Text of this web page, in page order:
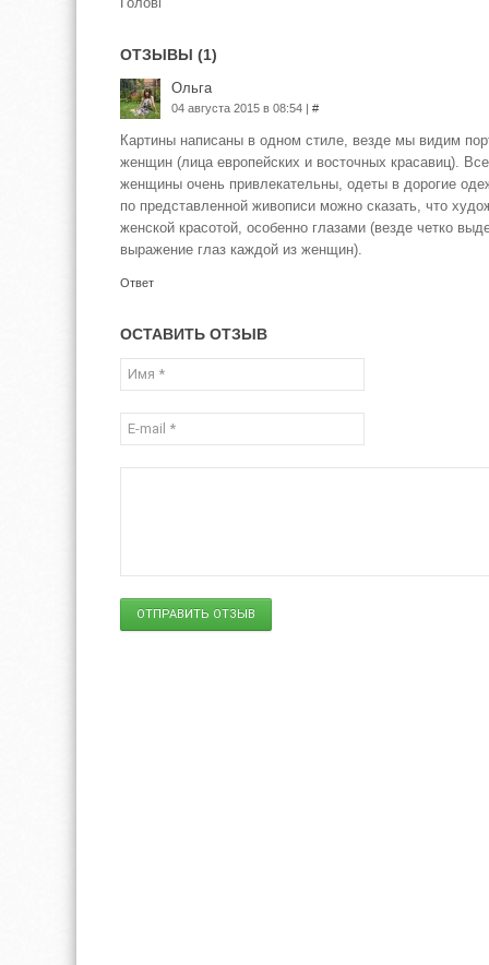
ОТЗЫВЫ (1)
Ольга
04 августа 2015 в 08:54 | #
Картины написаны в одном стиле, везде мы видим
женщин (лица европейских и восточных красавиц).
женщины очень привлекательны, одеты в дорогие
по представленной живописи можно сказать, что
женской красотой, особенно глазами (везде четко
выражение глаз каждой из женщин).
Ответ
ОСТАВИТЬ ОТЗЫВ
ОТПРАВИТЬ ОТЗЫВ